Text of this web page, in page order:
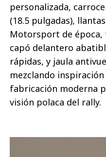
personalizada,
(18.5 pulgadas),
Motorsport de época,
capó delantero
rápidas, y jaula
mezclando
fabricación moderna
visión polaca del rally.